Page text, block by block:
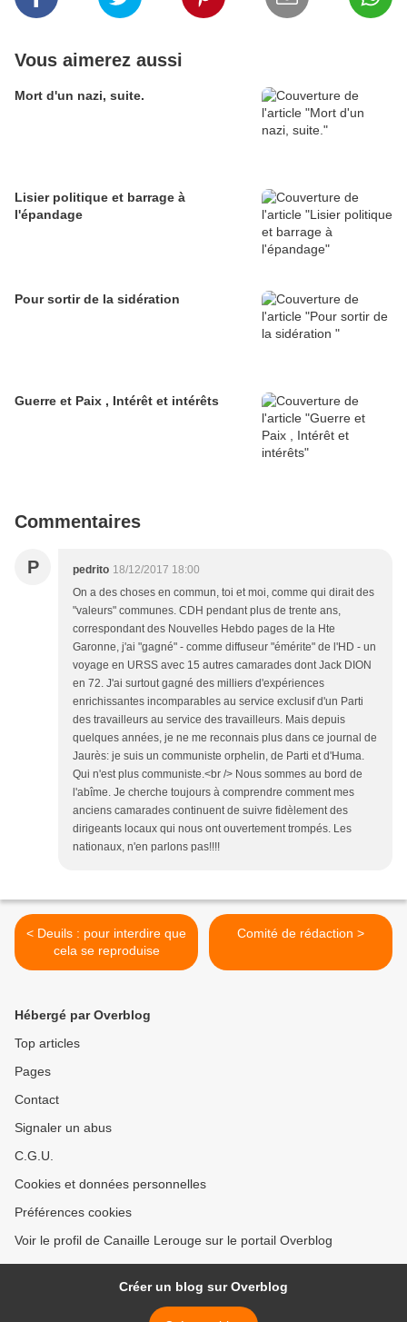
Vous aimerez aussi
Mort d'un nazi, suite.
Lisier politique et barrage à
l'épandage
Pour sortir de la sidération
Guerre et Paix , Intérêt et intérêts
Commentaires
P pedrito 18/12/2017 18:00
On a des choses en commun, toi et moi, comme qui dirait des
"valeurs" communes. CDH pendant plus de trente ans,
correspondant des Nouvelles Hebdo pages de la Hte
Garonne, j'ai "gagné" - comme diffuseur "émérite" de l'HD - un
voyage en URSS avec 15 autres camarades dont Jack DION
en 72. J'ai surtout gagné des milliers d'expériences
enrichissantes incomparables au service exclusif d'un Parti
des travailleurs au service des travailleurs. Mais depuis
quelques années, je ne me reconnais plus dans ce journal de
Jaurès: je suis un communiste orphelin, de Parti et d'Huma.
Qui n'est plus communiste.<br /> Nous sommes au bord de
l'abîme. Je cherche toujours à comprendre comment mes
anciens camarades continuent de suivre fidèlement des
dirigeants locaux qui nous ont ouvertement trompés. Les
nationaux, n'en parlons pas!!!!
< Deuils : pour interdire que
cela se reproduise
Comité de rédaction >
Hébergé par Overblog
Top articles
Pages
Contact
Signaler un abus
C.G.U.
Cookies et données personnelles
Préférences cookies
Voir le profil de Canaille Lerouge sur le portail Overblog
Créer un blog sur Overblog